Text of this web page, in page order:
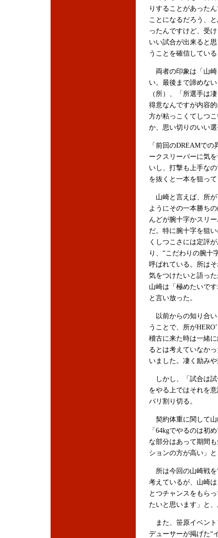
りすることがあった
ことになるだろう、
ったんですけど、受
いい試合が出来ると
うことを確信してい
両者の印象は「山崎
い。最後まで諦めな
（所）、「所選手は
得意なんですが内容
方が粘っこくてしつ
か、思い切りのいい
「前回のDREAMで
ークスリーパーに気
いし、打撃も上手な
を抜くと一本を狙っ
山崎と言えば、所が
ようにその一本勝ち
んどが腕十字かスリ
だ。特に腕十字を狙
くしつこさには定評
り、“こだわりの腕十
呼ばれている。所は
気をつけたいと語っ
山崎は「極めたいで
と言い放った。
以前からの知り合い
うことで、所が
稽古に来た時は一緒
るとは考えていなか
いました。凄く励み
しかし、「試合は試
をやる上ではそれを
パリ割り切る。
契約体重に関して山
「64kgでやるのは初
な部分はあって期間
ションの方が高い」
所は今回の山崎戦を
考えているが、山崎
とつチャンスをもら
たいと思います」と
また、笹原イベント
デューサーが掲げた“